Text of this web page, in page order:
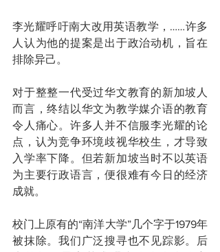
李光耀呼吁南大改用英语教学，……许多
人认为他的提案是出于政治动机，旨在
排除异己。
对于整整一代受过华文教育的新加坡人
而言，终结以华文为教学媒介语的教育
令人痛心。许多人并不信服李光耀的论
点，认为竞争环境歧视华校生，才导致
入学率下降。但若新加坡当时不以英语
为主要行政语言，便很难有今日的经济
成就。
校门上原有的“南洋大学”几个字于1979年
被抹除。我们广泛搜寻也不见踪影。后